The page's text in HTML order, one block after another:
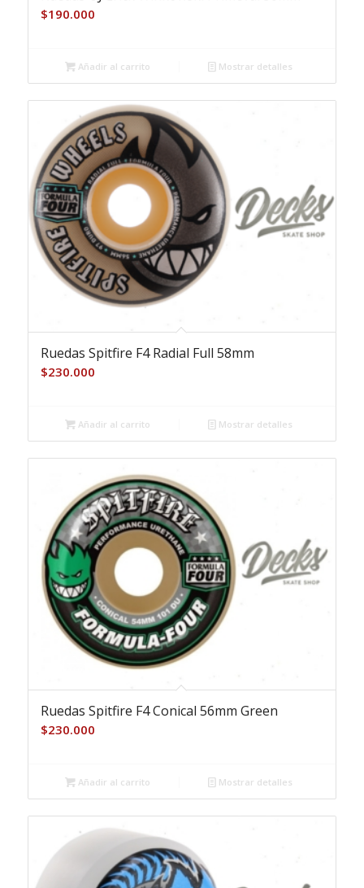
$190.000
Añadir al carrito Mostrar detalles
Ruedas Spitfire F4 Radial Full 58mm
$230.000
Añadir al carrito Mostrar detalles
Ruedas Spitfire F4 Conical 56mm Green
$230.000
Añadir al carrito Mostrar detalles